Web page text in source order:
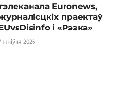
Euronews,
праектаў
і «Рэзка»
жніўня 2026